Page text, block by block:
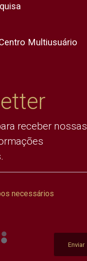
Multiusuário
receber nossas
necessários
Enviar